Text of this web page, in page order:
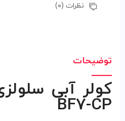
نظرات (۰)
توضیحات
کولر آبی
BF7-CP